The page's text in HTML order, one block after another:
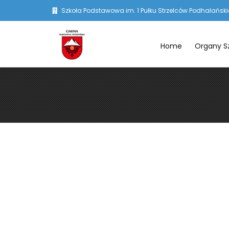
Szkoła Podstawowa im. 1 Pułku Strzelców
Home Organy